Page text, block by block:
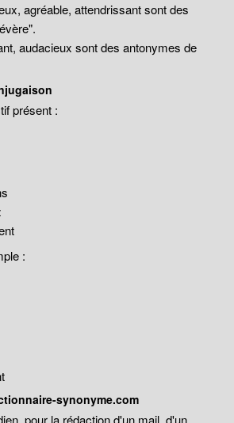
agréable, attendrissant sont des
audacieux sont des antonymes de
présent :
:
synonyme.com
pour la rédaction d'un mail, d'un